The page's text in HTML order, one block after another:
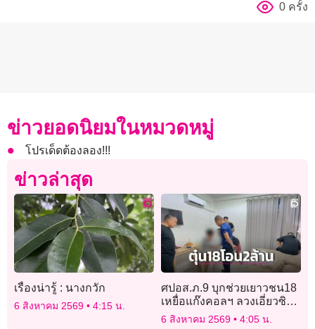
0 ครั้ง
ข่าวยอดนิยมในหมวดหมู่
โปรเด็ดต้องลอง!!!
ข่าวล่าสุด
เรื่องน่ารู้ : นางกวัก
6 สิงหาคม 2569 4:15 น.
ศปอส.ภ.9 บุกช่วยเยาวชน18
เหยื่อแก๊งคอลฯ ลวงเอี่ยวซิมผี
หลอกโอน 2 ล้าน
6 สิงหาคม 2569 4:05 น.